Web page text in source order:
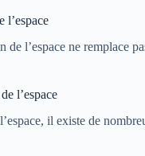
l’espace
l’espace ne remplace
l’espace
il existe de